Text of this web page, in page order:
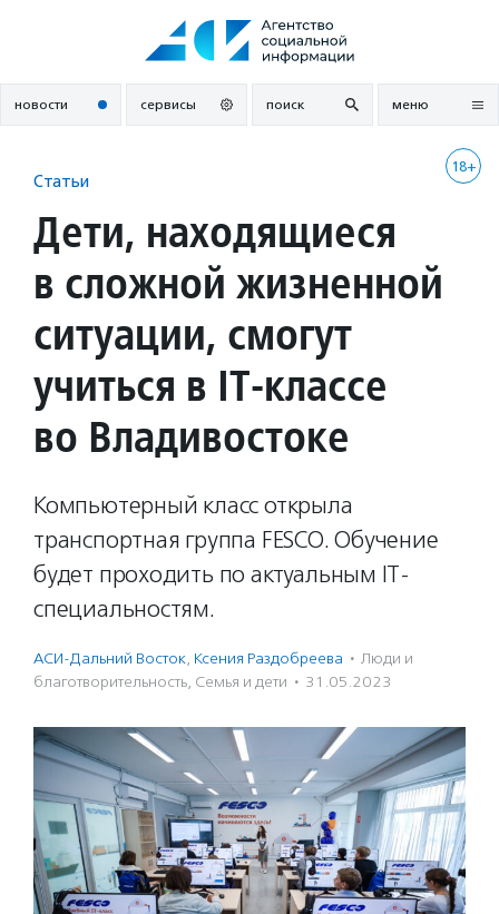
новости сервисы поиск меню
18+
Статьи
Дети, находящиеся
в сложной жизненной
ситуации, смогут
учиться в IT-классе
во Владивостоке
Компьютерный класс открыла
транспортная группа FESCO. Обучение
будет проходить по актуальным IT-
специальностям.
АСИ-Дальний Восток, Ксения Раздобреева · Люди и
благотвори­тель­ность, Семья и дети · 31.05.2023